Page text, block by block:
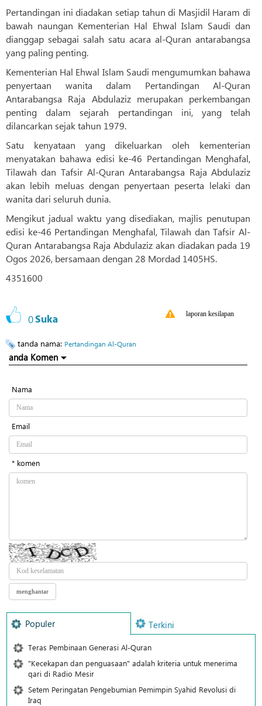
Pertandingan ini diadakan setiap tahun di Masjidil Haram di
bawah naungan Kementerian Hal Ehwal Islam Saudi dan
dianggap sebagai salah satu acara al-Quran antarabangsa
yang paling penting.
Kementerian Hal Ehwal Islam Saudi mengumumkan bahawa
penyertaan wanita dalam Pertandingan Al-Quran
Antarabangsa Raja Abdulaziz merupakan perkembangan
penting dalam sejarah pertandingan ini, yang telah
dilancarkan sejak tahun 1979.
Satu kenyataan yang dikeluarkan oleh kementerian
menyatakan bahawa edisi ke-46 Pertandingan Menghafal,
Tilawah dan Tafsir Al-Quran Antarabangsa Raja Abdulaziz
akan lebih meluas dengan penyertaan peserta lelaki dan
wanita dari seluruh dunia.
Mengikut jadual waktu yang disediakan, majlis penutupan
edisi ke-46 Pertandingan Menghafal, Tilawah dan Tafsir Al-
Quran Antarabangsa Raja Abdulaziz akan diadakan pada 19
Ogos 2026, bersamaan dengan 28 Mordad 1405HS.
4351600
0Suka laporan kesilapan
tanda nama: Pertandingan Al-Quran
anda Komen
Nama
Email
* komen
Populer Terkini
Teras Pembinaan Generasi Al-Quran
"Kecekapan dan penguasaan" adalah kriteria untuk menerima
qari di Radio Mesir
Setem Peringatan Pengebumian Pemimpin Syahid Revolusi di
Iraq